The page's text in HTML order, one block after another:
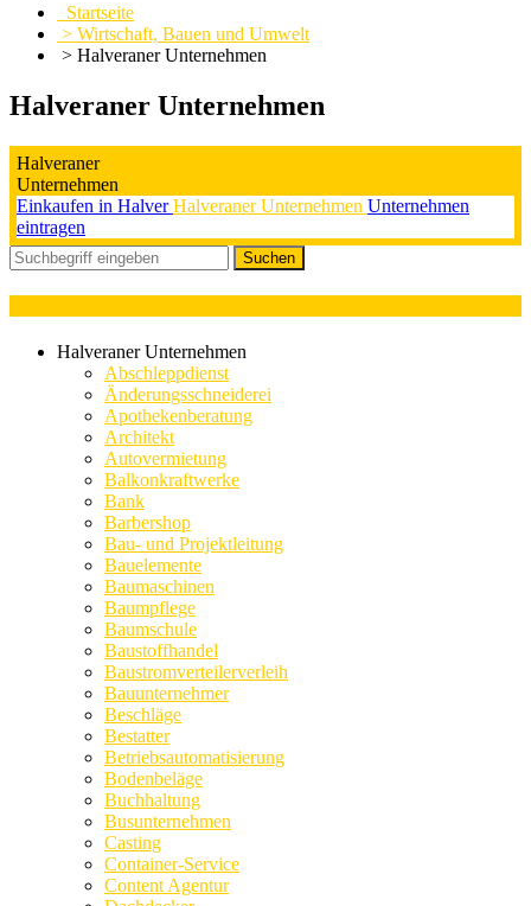
Startseite
> Wirtschaft, Bauen und Umwelt
> Halveraner Unternehmen
Halveraner Unternehmen
Halveraner
Unternehmen
Einkaufen in HalverHalveraner Unternehmen Unternehmen
eintragen
Halveraner Unternehmen
Abschleppdienst
Änderungsschneiderei
Apothekenberatung
Architekt
Autovermietung
Balkonkraftwerke
Bank
Barbershop
Bau- und Projektleitung
Bauelemente
Baumaschinen
Baumpflege
Baumschule
Baustoffhandel
Baustromverteilerverleih
Bauunternehmer
Beschläge
Bestatter
Betriebsautomatisierung
Bodenbeläge
Buchhaltung
Busunternehmen
Casting
Container-Service
Content Agentur